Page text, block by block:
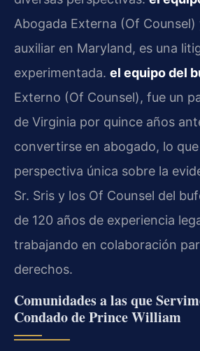
Abogada Externa (Of Counsel)
auxiliar en Maryland, es una
experimentada. el equipo del
Externo (Of Counsel), fue un
de Virginia por quince años
convertirse en abogado, lo
perspectiva única sobre la
Sr. Sris y los Of Counsel del
de 120 años de experiencia
trabajando en colaboración
derechos.
Comunidades a las que
Condado de Prince William